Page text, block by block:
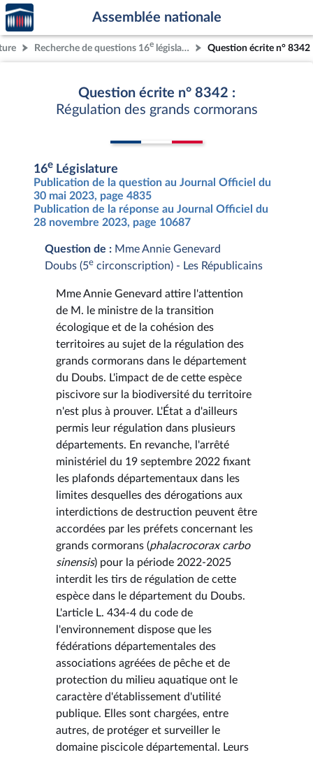
Aller au contenu
Aller en bas de la page
Accèder
à la
page
d'accueil
Assemblée nationale
Recherche de questions 16e législature Question écrite n° 8342
Question écrite n° 8342 :
Régulation des grands cormorans
16e Législature
Publication de la question au Journal Officiel du
30 mai 2023, page 4835
Publication de la réponse au Journal Officiel du
28 novembre 2023, page 10687
Question de : Mme Annie Genevard
Doubs (5e circonscription) - Les Républicains
Mme Annie Genevard attire l'attention
de M. le ministre de la transition
écologique et de la cohésion des
territoires au sujet de la régulation des
grands cormorans dans le département
du Doubs. L'impact de de cette espèce
piscivore sur la biodiversité du territoire
n'est plus à prouver. L'État a d'ailleurs
permis leur régulation dans plusieurs
départements. En revanche, l'arrêté
ministériel du 19 septembre 2022 fixant
les plafonds départementaux dans les
limites desquelles des dérogations aux
interdictions de destruction peuvent être
accordées par les préfets concernant les
grands cormorans (phalacrocorax carbo
sinensis) pour la période 2022-2025
interdit les tirs de régulation de cette
espèce dans le département du Doubs.
L'article L. 434-4 du code de
l'environnement dispose que les
fédérations départementales des
associations agréées de pêche et de
protection du milieu aquatique ont le
caractère d'établissement d'utilité
publique. Elles sont chargées, entre
autres, de protéger et surveiller le
domaine piscicole départemental. Leurs